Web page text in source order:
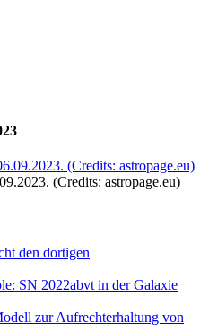
(Credits: astropage.eu)
den dortigen
SN 2022abvt in der Galaxie
zur Aufrechterhaltung von